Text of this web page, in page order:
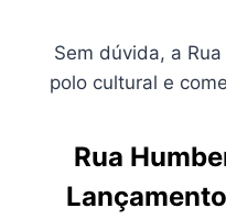
Sem dúvida, a
polo cultural e
Rua